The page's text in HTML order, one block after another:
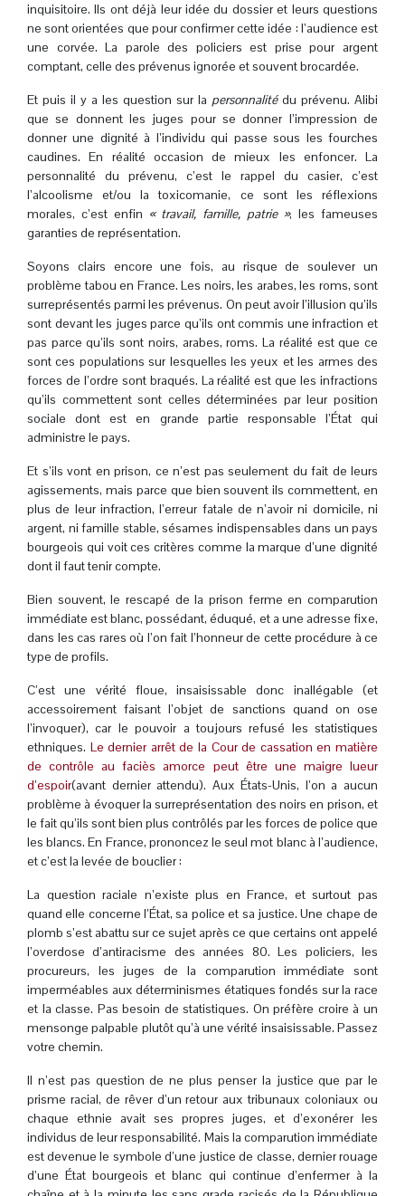
inquisitoire. Ils ont déjà leur idée du dossier et leurs questions
ne sont orientées que pour confirmer cette idée : l’audience est
une corvée. La parole des policiers est prise pour argent
comptant, celle des prévenus ignorée et souvent brocardée.
Et puis il y a les question sur la personnalité du prévenu. Alibi
que se donnent les juges pour se donner l’impression de
donner une dignité à l’individu qui passe sous les fourches
caudines. En réalité occasion de mieux les enfoncer. La
personnalité du prévenu, c’est le rappel du casier, c’est
l’alcoolisme et/ou la toxicomanie, ce sont les réflexions
morales, c’est enfin « travail, famille, patrie », les fameuses
garanties de représentation.
Soyons clairs encore une fois, au risque de soulever un
problème tabou en France. Les noirs, les arabes, les roms, sont
surreprésentés parmi les prévenus. On peut avoir l’illusion qu’ils
sont devant les juges parce qu’ils ont commis une infraction et
pas parce qu’ils sont noirs, arabes, roms. La réalité est que ce
sont ces populations sur lesquelles les yeux et les armes des
forces de l’ordre sont braqués. La réalité est que les infractions
qu’ils commettent sont celles déterminées par leur position
sociale dont est en grande partie responsable l’État qui
administre le pays.
Et s’ils vont en prison, ce n’est pas seulement du fait de leurs
agissements, mais parce que bien souvent ils commettent, en
plus de leur infraction, l’erreur fatale de n’avoir ni domicile, ni
argent, ni famille stable, sésames indispensables dans un pays
bourgeois qui voit ces critères comme la marque d’une dignité
dont il faut tenir compte.
Bien souvent, le rescapé de la prison ferme en comparution
immédiate est blanc, possédant, éduqué, et a une adresse fixe,
dans les cas rares où l’on fait l’honneur de cette procédure à ce
type de profils.
C’est une vérité floue, insaisissable donc inallégable (et
accessoirement faisant l’objet de sanctions quand on ose
l’invoquer), car le pouvoir a toujours refusé les statistiques
ethniques. Le dernier arrêt de la Cour de cassation en matière
de contrôle au faciès amorce peut être une maigre lueur
d’espoir(avant dernier attendu). Aux États-Unis, l’on a aucun
problème à évoquer la surreprésentation des noirs en prison, et
le fait qu’ils sont bien plus contrôlés par les forces de police que
les blancs. En France, prononcez le seul mot blanc à l’audience,
et c’est la levée de bouclier :
La question raciale n’existe plus en France, et surtout pas
quand elle concerne l’État, sa police et sa justice. Une chape de
plomb s’est abattu sur ce sujet après ce que certains ont appelé
l’overdose d’antiracisme des années 80. Les policiers, les
procureurs, les juges de la comparution immédiate sont
imperméables aux déterminismes étatiques fondés sur la race
et la classe. Pas besoin de statistiques. On préfère croire à un
mensonge palpable plutôt qu’à une vérité insaisissable. Passez
votre chemin.
Il n’est pas question de ne plus penser la justice que par le
prisme racial, de rêver d’un retour aux tribunaux coloniaux ou
chaque ethnie avait ses propres juges, et d’exonérer les
individus de leur responsabilité. Mais la comparution immédiate
est devenue le symbole d’une justice de classe, dernier rouage
d’une État bourgeois et blanc qui continue d’enfermer à la